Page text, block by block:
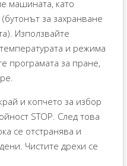
машината, като
за захранване
Използвайте
и режима
програмата за пране,
и копчето за избор
STOP. След това
се отстранява и
Чистите дрехи се